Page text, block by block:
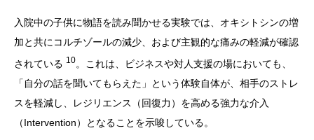
入院中の子供に物語を読み聞かせる実験では、オキシトシンの増
加と共にコルチゾールの減少、および主観的な痛みの軽減が確認
されている 10。これは、ビジネスや対人支援の場においても、
「自分の話を聞いてもらえた」という体験自体が、相手のストレ
スを軽減し、レジリエンス（回復力）を高める強力な介入
（Intervention）となることを示唆している。